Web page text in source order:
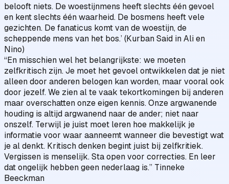
belooft niets. De woestijnmens heeft slechts één gevoel
en kent slechts één waarheid. De bosmens heeft vele
gezichten. De fanaticus komt van de woestijn, de
scheppende mens van het bos.’ (Kurban Said in Ali en
Nino)
“En misschien wel het belangrijkste: we moeten
zelfkritisch zijn. Je moet het gevoel ontwikkelen dat je niet
alleen door anderen belogen kan worden, maar vooral ook
door jezelf. We zien al te vaak tekortkomingen bij anderen
maar overschatten onze eigen kennis. Onze argwanende
houding is altijd argwanend naar de ander; niet naar
onszelf. Terwijl je juist moet leren hoe makkelijk je
informatie voor waar aanneemt wanneer die bevestigt wat
je al denkt. Kritisch denken begint juist bij zelfkritiek.
Vergissen is menselijk. Sta open voor correcties. En leer
dat ongelijk hebben geen nederlaag is.” Tinneke
Beeckman